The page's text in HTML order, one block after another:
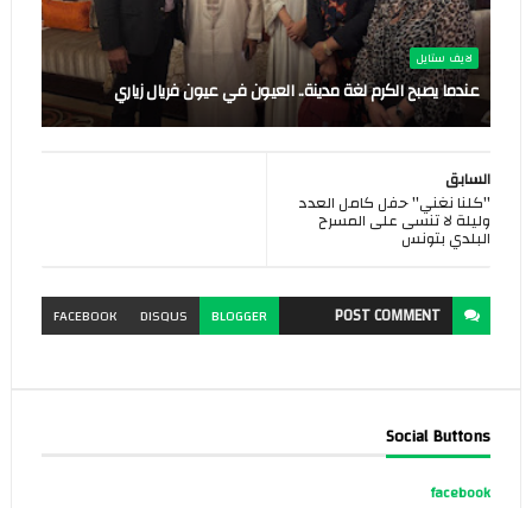
لايف ستايل
عندما يصبح الكرم لغة مدينة.. العيون في عيون فريال زياري
السابق
''كلنا نغني'' حفل كامل العدد
وليلة لا تنسى على المسرح
البلدي بتونس
POSTCOMMENT
BLOGGER
DISQUS
FACEBOOK
Social Buttons
facebook